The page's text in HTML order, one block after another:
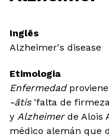
Inglês
Alzheimer's disease
Etimologia
Enfermedad
-ātis 'falta de
y Alzheimer de Alois
médico alemán que